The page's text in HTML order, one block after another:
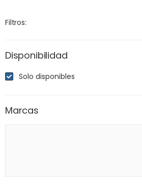
Filtros:
Disponibilidad
Solo disponibles
Marcas